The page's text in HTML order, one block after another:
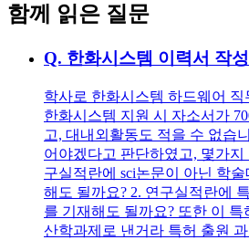
함께 읽은 질문
Q. 한화시스템 이력서 작성
학사로 한화시스템 하드웨어
한화시스템 지원 시 자소서가
고, 대내외활동도 적을 수 없습
어야겠다고 판단하였고, 몇가지
구실적란에 sci논문이 아닌 학
해도 될까요? 2. 연구실적란에
를 기재해도 될까요? 또한 이
산학과제로 낸거라 특허 출원